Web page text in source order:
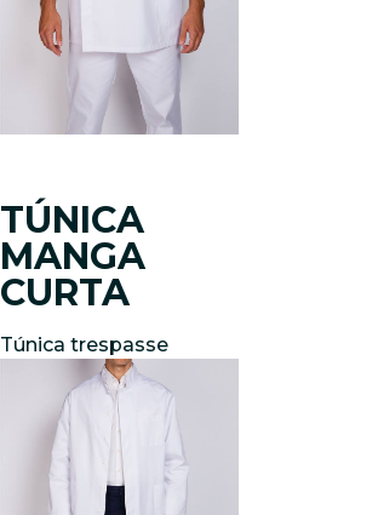
TÚNICA
MANGA
CURTA
Túnica trespasse